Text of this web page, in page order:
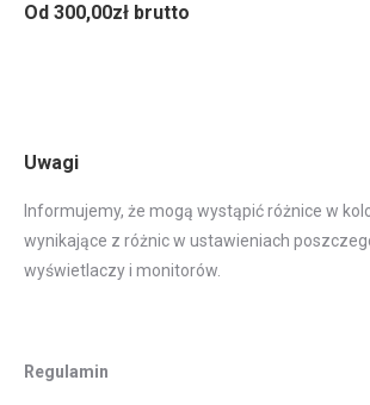
Od 300,00zł brutto
Uwagi
Informujemy, że mogą wystąpić różnice w
wynikające z różnic w ustawieniach
wyświetlaczy i monitorów.
Regulamin